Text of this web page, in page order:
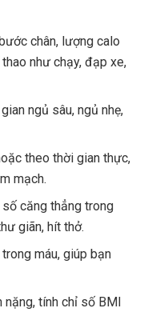
chân, lượng calo
như chạy, đạp xe,
ngủ sâu, ngủ nhẹ,
theo thời gian thực,
mạch.
căng thẳng trong
giãn, hít thở.
máu, giúp bạn
nặng, tính chỉ số BMI